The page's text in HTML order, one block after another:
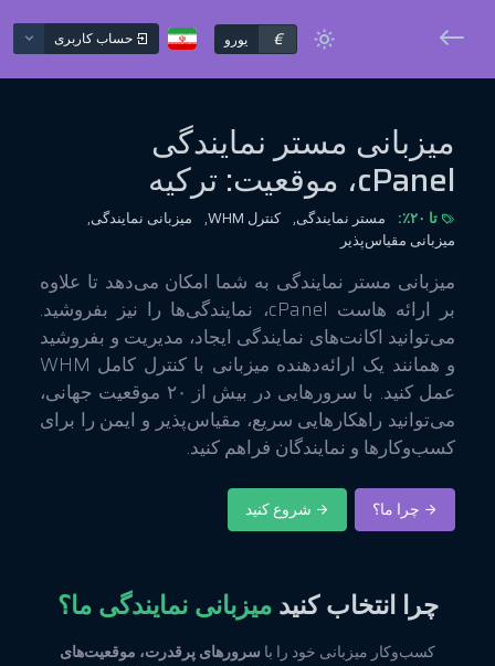
€ یورو حساب کاربری
میزبانی مستر نمایندگی
cPanel، موقعیت: ترکیه
تا ۲۰٪: مستر نمایندگی, کنترل WHM,
میزبانی نمایندگی,
میزبانی مقیاس‌پذیر
میزبانی مستر نمایندگی به شما امکان می‌دهد تا علاوه
بر ارائه هاست cPanel، نمایندگی‌ها را نیز بفروشید.
می‌توانید اکانت‌های نمایندگی ایجاد، مدیریت و بفروشید
و همانند یک ارائه‌دهنده میزبانی با کنترل کامل WHM
عمل کنید. با سرورهایی در بیش از ۲۰ موقعیت جهانی،
می‌توانید راهکارهایی سریع، مقیاس‌پذیر و ایمن را برای
کسب‌وکارها و نمایندگان فراهم کنید.
چرا انتخاب کنیدمیزبانی نمایندگی ما؟
کسب‌وکار میزبانی خود را با سرورهای پرقدرت، موقعیت‌های